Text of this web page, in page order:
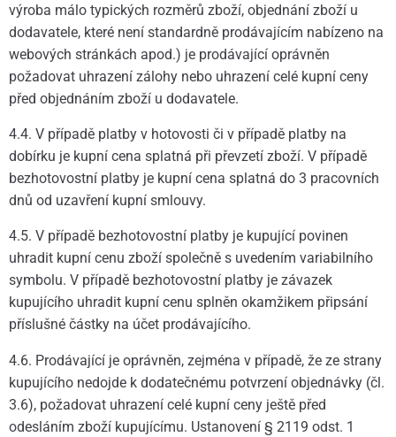
výroba málo typických rozměrů zboží, objednání zboží u
dodavatele, které není standardně prodávajícím nabízeno na
webových stránkách apod.) je prodávající oprávněn
požadovat uhrazení zálohy nebo uhrazení celé kupní ceny
před objednáním zboží u dodavatele.
4.4. V případě platby v hotovosti či v případě platby na
dobírku je kupní cena splatná při převzetí zboží. V případě
bezhotovostní platby je kupní cena splatná do 3 pracovních
dnů od uzavření kupní smlouvy.
4.5. V případě bezhotovostní platby je kupující povinen
uhradit kupní cenu zboží společně s uvedením variabilního
symbolu. V případě bezhotovostní platby je závazek
kupujícího uhradit kupní cenu splněn okamžikem připsání
příslušné částky na účet prodávajícího.
4.6. Prodávající je oprávněn, zejména v případě, že ze strany
kupujícího nedojde k dodatečnému potvrzení objednávky (čl.
3.6), požadovat uhrazení celé kupní ceny ještě před
odesláním zboží kupujícímu. Ustanovení § 2119 odst. 1